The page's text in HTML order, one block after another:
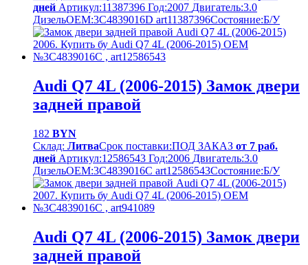
дней Артикул:11387396 Год:2007 Двигатель:3.0
ДизельOEM:3C4839016D art11387396Cостояние:Б/У
Audi Q7 4L (2006-2015) Замок двери
задней правой
182 BYN
Склад: ЛитваСрок поставки:ПОД ЗАКАЗ от 7 раб.
дней Артикул:12586543 Год:2006 Двигатель:3.0
ДизельOEM:3C4839016C art12586543Cостояние:Б/У
Audi Q7 4L (2006-2015) Замок двери
задней правой